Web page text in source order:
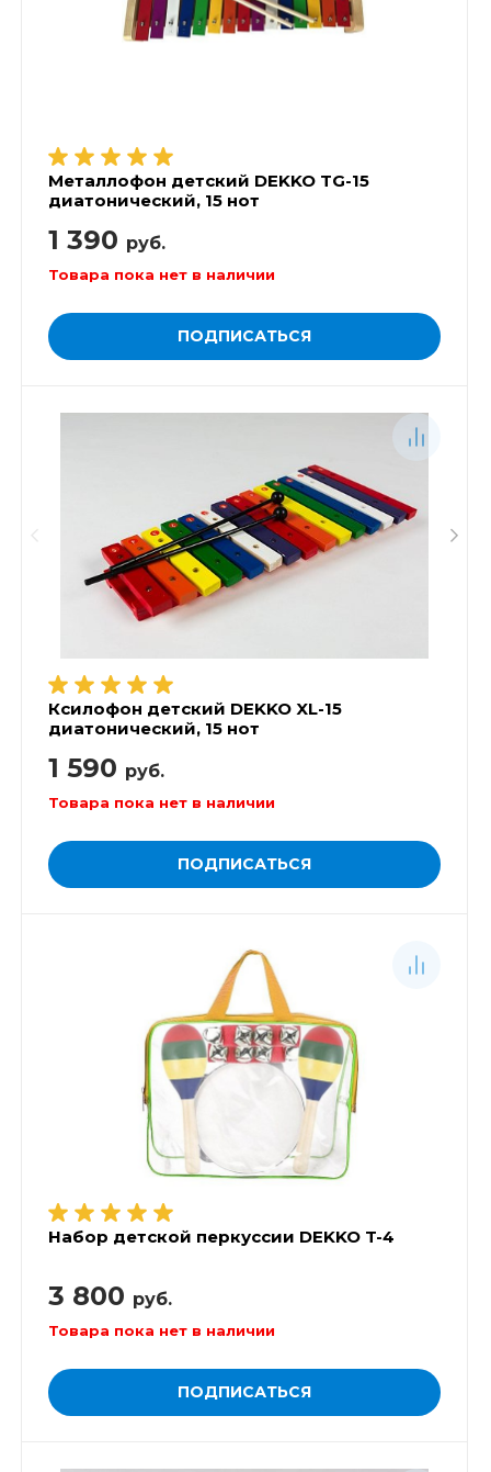
Металлофон детский DEKKO TG-15
диатонический, 15 нот
1 390 руб.
Товара пока нет в наличии
ПОДПИСАТЬСЯ
Ксилофон детский DEKKO XL-15
диатонический, 15 нот
1 590 руб.
Товара пока нет в наличии
ПОДПИСАТЬСЯ
Набор детской перкуссии DEKKO T-4
3 800 руб.
Товара пока нет в наличии
ПОДПИСАТЬСЯ